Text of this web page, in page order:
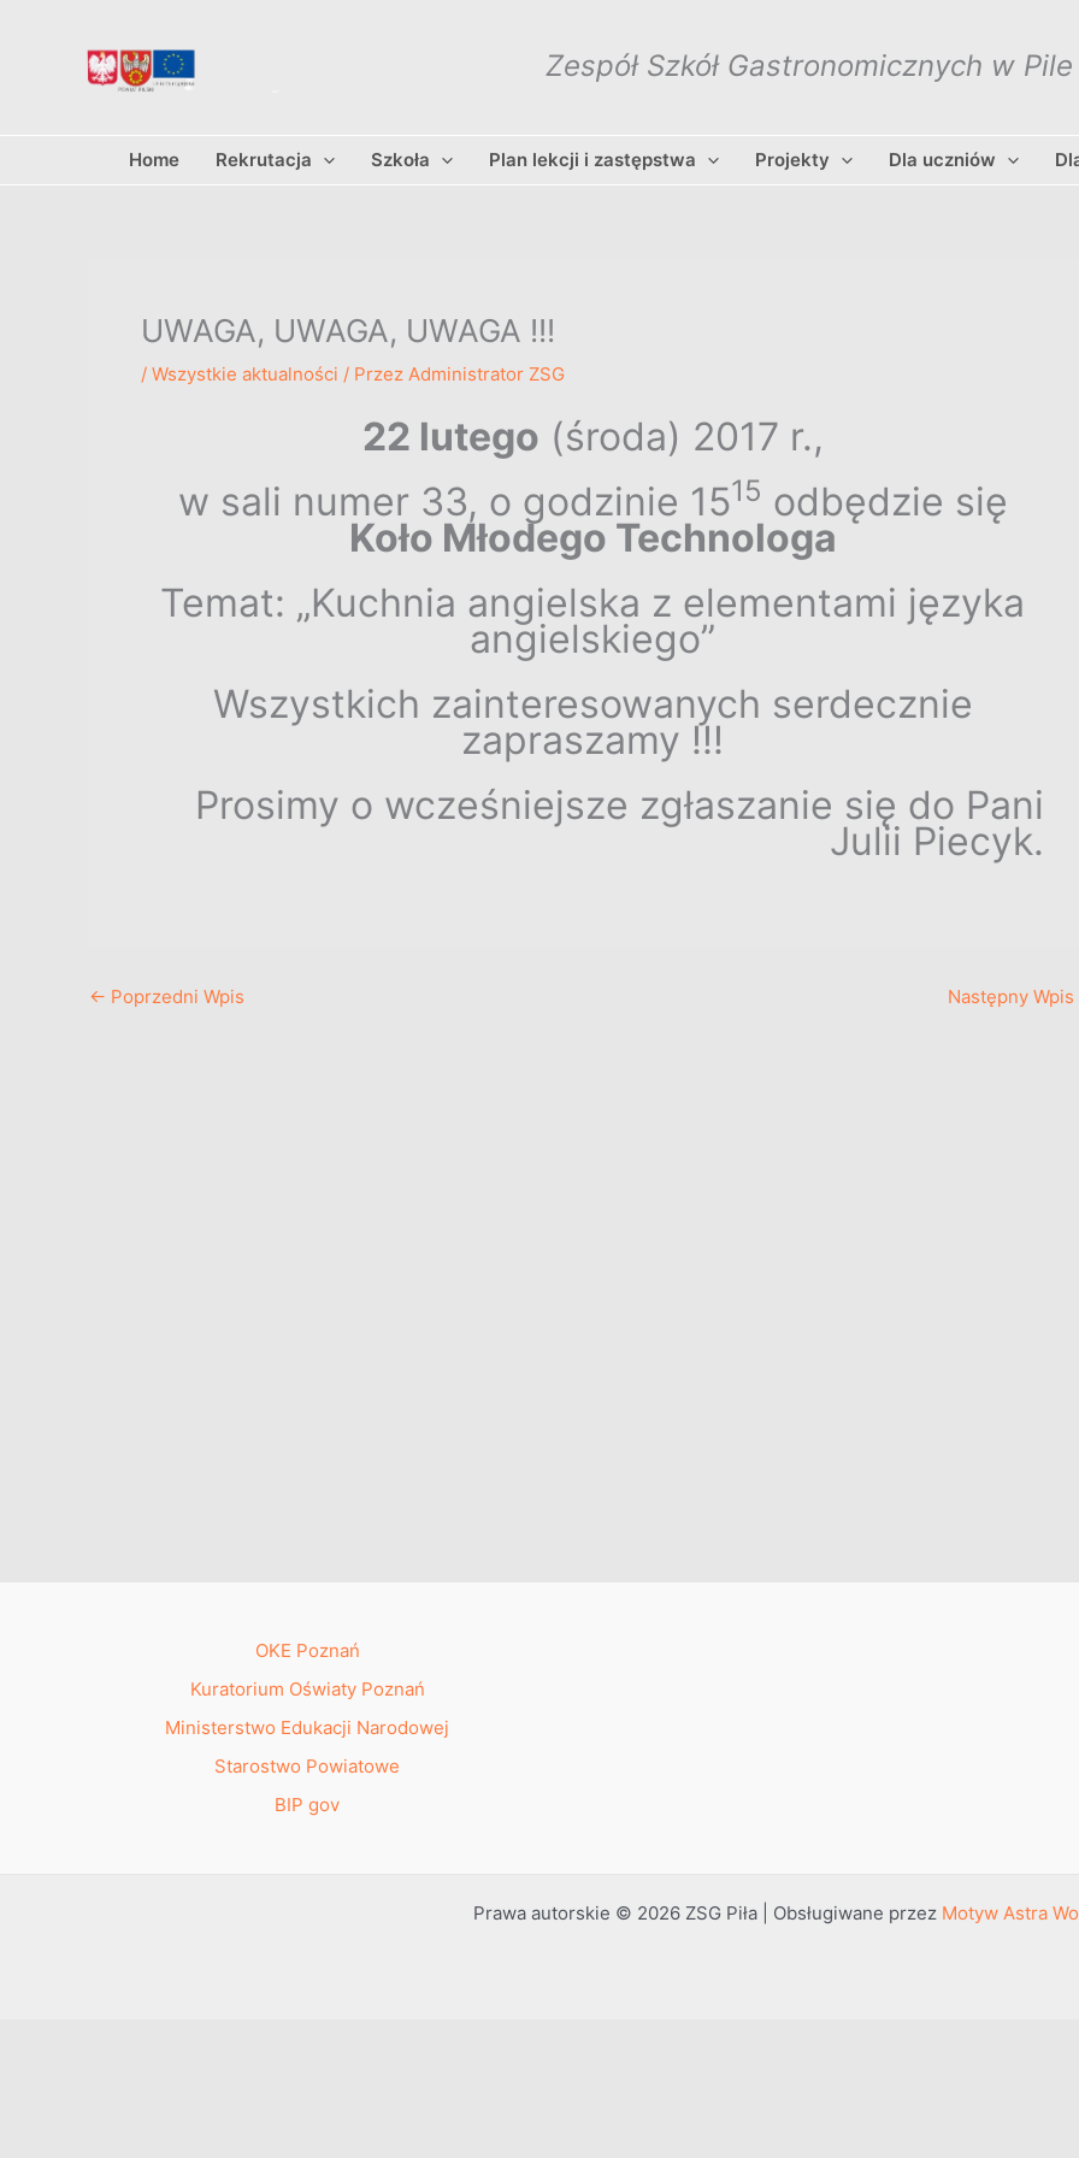
Zespół Szkół Gastronomicznych w Pile
Home Rekrutacja Szkoła Plan lekcji i zastępstwa Projekty Dla uczniów
UWAGA, UWAGA, UWAGA !!!
/ Wszystkie aktualności / Przez Administrator ZSG
22 lutego (środa) 2017 r.,
w sali numer 33, o godzinie 1515 odbędzie się
Koło Młodego Technologa
Temat: „Kuchnia angielska z elementami języka
angielskiego”
Wszystkich zainteresowanych serdecznie
zapraszamy !!!
Prosimy o wcześniejsze zgłaszanie się do Pani
Julii Piecyk.
← Poprzedni Wpis Następny Wpis
OKE Poznań
Kuratorium Oświaty Poznań
Ministerstwo Edukacji Narodowej
Starostwo Powiatowe
BIP gov
Prawa autorskie © 2026 ZSG Piła | Obsługiwane przez Motyw Astra